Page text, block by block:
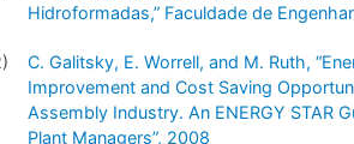
Hidroformadas,” Faculdade de
C. Galitsky, E. Worrell, and M. Ruth,
Improvement and Cost Saving
Assembly Industry. An ENERGY STAR
Plant Managers”, 2008